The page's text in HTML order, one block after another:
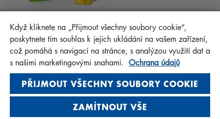
MANN+HUMMEL FT Poland
Sp. z o. o. Sp. k.
ul. Wrocławska 145, 63-800 GOSTYŃ, POLAND
Privacy Statement
Imprint
Když kliknete na „Přijmout všechny soubory cookie“,
poskytnete tím souhlas k jejich ukládání na vašem zařízení,
což pomáhá s navigací na stránce, s analýzou využití dat a
s našimi marketingovými snahami. Ochrana údajů
PŘIJMOUT VŠECHNY SOUBORY COOKIE
ZAMÍTNOUT VŠE